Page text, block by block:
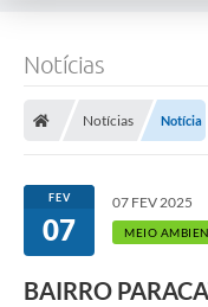
Notícias
Notícias Notícia
FEV
07
07 FEV 2025
MEIO
BAIRRO